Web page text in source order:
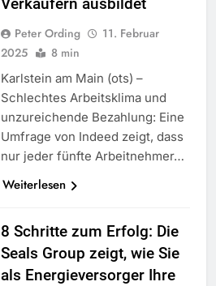
Peter Ording
11. Februar
2025
8 min
Karlstein am Main (ots) –
Schlechtes Arbeitsklima und
unzureichende Bezahlung: Eine
Umfrage von Indeed zeigt, dass
nur jeder fünfte Arbeitnehmer…
Weiterlesen
8 Schritte zum Erfolg: Die
Seals Group zeigt, wie Sie
als Energieversorger Ihre